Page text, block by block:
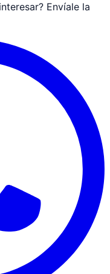
Envíale la